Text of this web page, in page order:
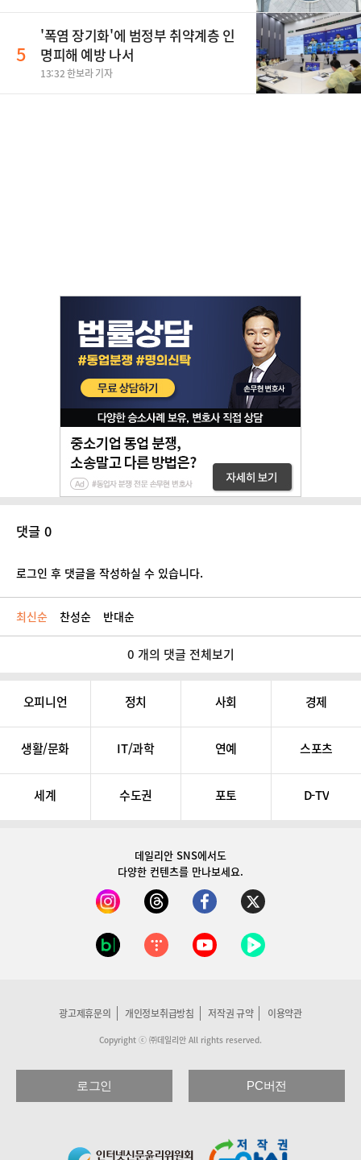
5
'폭염 장기화'에 범정부 취약계층 인
명피해 예방 나서
13:32 한보라 기자
댓글 0
로그인 후 댓글을 작성하실 수 있습니다.
최신순 찬성순 반대순
0 개의 댓글 전체보기
오피니언 정치 사회 경제
생활/문화 IT/과학 연예 스포츠
세계 수도권 포토 D-TV
데일리안 SNS에서도
다양한 컨텐츠를 만나보세요.
광고제휴문의 개인정보취급방침 저작권 규약 이용약관
Copyright ⓒ ㈜데일리안 All rights reserved.
로그인 PC버전